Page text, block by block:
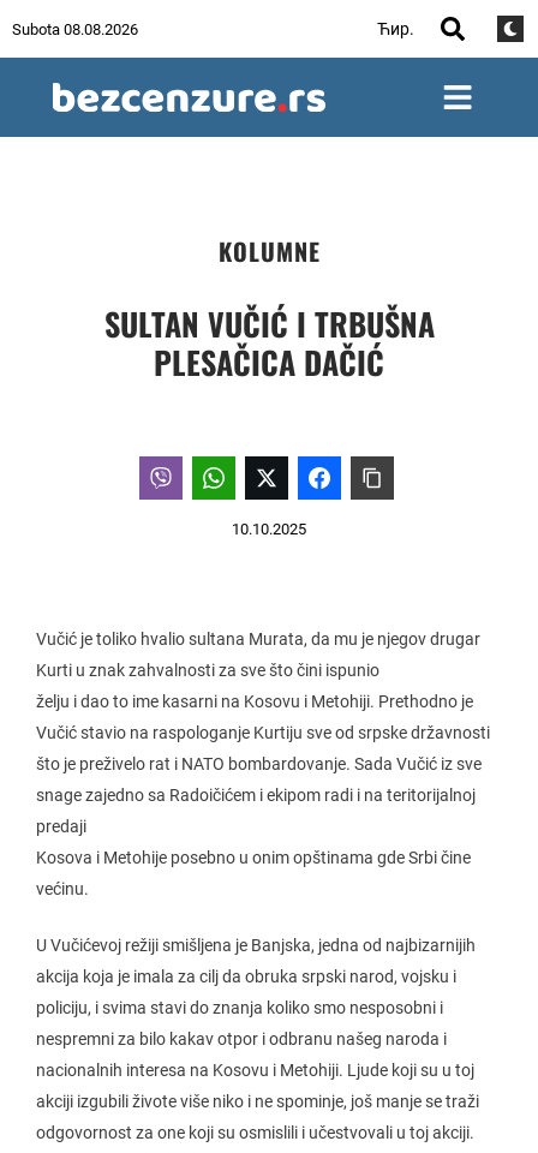
Subota 08.08.2026 Ћир.
KOLUMNE
SULTAN VUČIĆ I TRBUŠNA
PLESAČICA DAČIĆ
10.10.2025
Vučić je toliko hvalio sultana Murata, da mu je njegov drugar
Kurti u znak zahvalnosti za sve što čini ispunio
želju i dao to ime kasarni na Kosovu i Metohiji. Prethodno je
Vučić stavio na raspologanje Kurtiju sve od srpske državnosti
što je preživelo rat i NATO bombardovanje. Sada Vučić iz sve
snage zajedno sa Radoičićem i ekipom radi i na teritorijalnoj
predaji
Kosova i Metohije posebno u onim opštinama gde Srbi čine
većinu.
U Vučićevoj režiji smišljena je Banjska, jedna od najbizarnijih
akcija koja je imala za cilj da obruka srpski narod, vojsku i
policiju, i svima stavi do znanja koliko smo nesposobni i
nespremni za bilo kakav otpor i odbranu našeg naroda i
nacionalnih interesa na Kosovu i Metohiji. Ljude koji su u toj
akciji izgubili živote više niko i ne spominje, još manje se traži
odgovornost za one koji su osmislili i učestvovali u toj akciji.